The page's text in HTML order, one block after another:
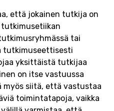
että jokainen tutkija on
tai
tutkimuseettisesti
yksittäistä tutkijaa
on itse vastuussa
myös siitä, että vastustaa
toimintatapoja, vaikka